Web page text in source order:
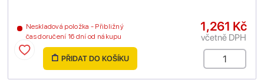
Neskladová položka - Přibližný
čas doručení 16 dní od nákupu
1,261 Kč
včetně DPH
PŘIDAT DO KOŠÍKU